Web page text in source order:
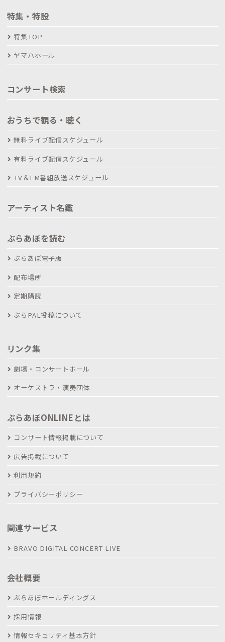
特集・特設
特集TOP
ヤマハホール
コンサート検索
おうちで観る・聴く
無料ライブ配信スケジュール
有料ライブ配信スケジュール
TV＆FM番組放送スケジュール
アーティスト名鑑
ぶらあぼを読む
ぶらあぼ電子版
配布場所
定期購読
ぶらPAL投稿について
リンク集
劇場・コンサートホール
オーケストラ・演奏団体
ぶらあぼONLINEとは
コンサート情報掲載について
広告掲載について
利用規約
プライバシーポリシー
関連サービス
BRAVO DIGITAL CONCERT LIVE
会社概要
ぶらあぼホールディングス
採用情報
情報セキュリティ基本方針